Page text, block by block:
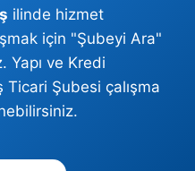
ilinde hizmet
için "Şubeyi Ara"
Yapı ve Kredi
Ticari Şubesi çalışma